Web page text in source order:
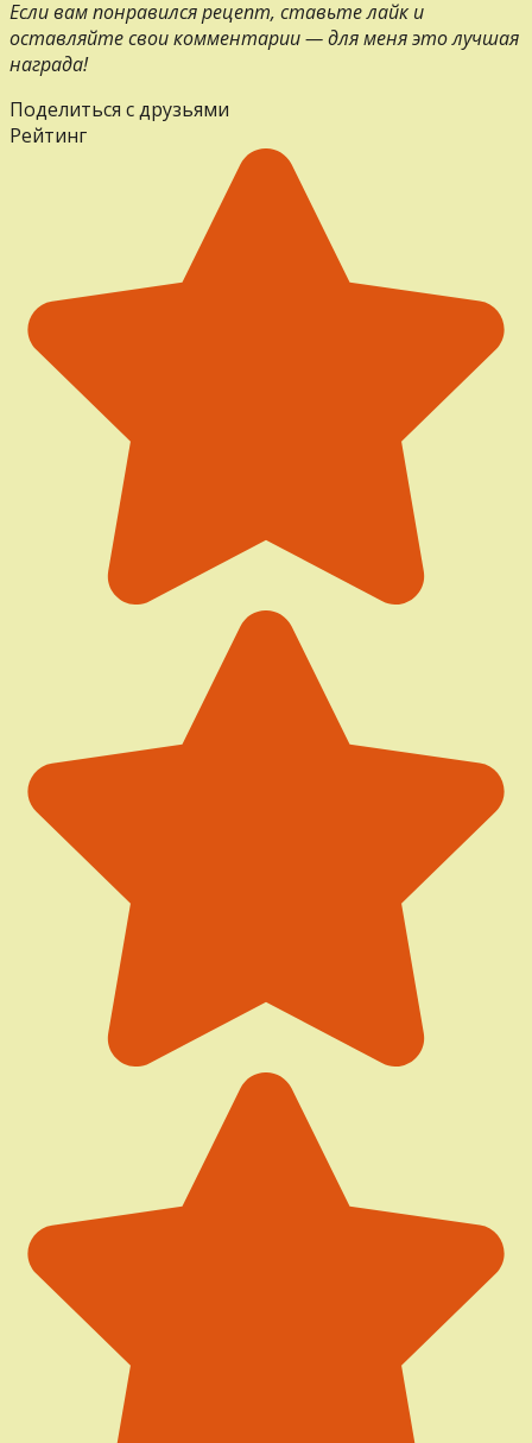
Если вам понравился рецепт, ставьте лайк и
оставляйте свои комментарии — для меня это лучшая
награда!
Поделиться с друзьями
Рейтинг